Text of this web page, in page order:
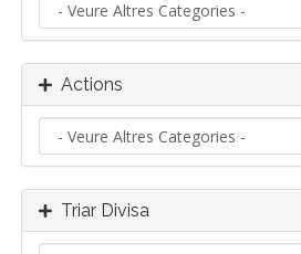
Actions
Triar Divisa